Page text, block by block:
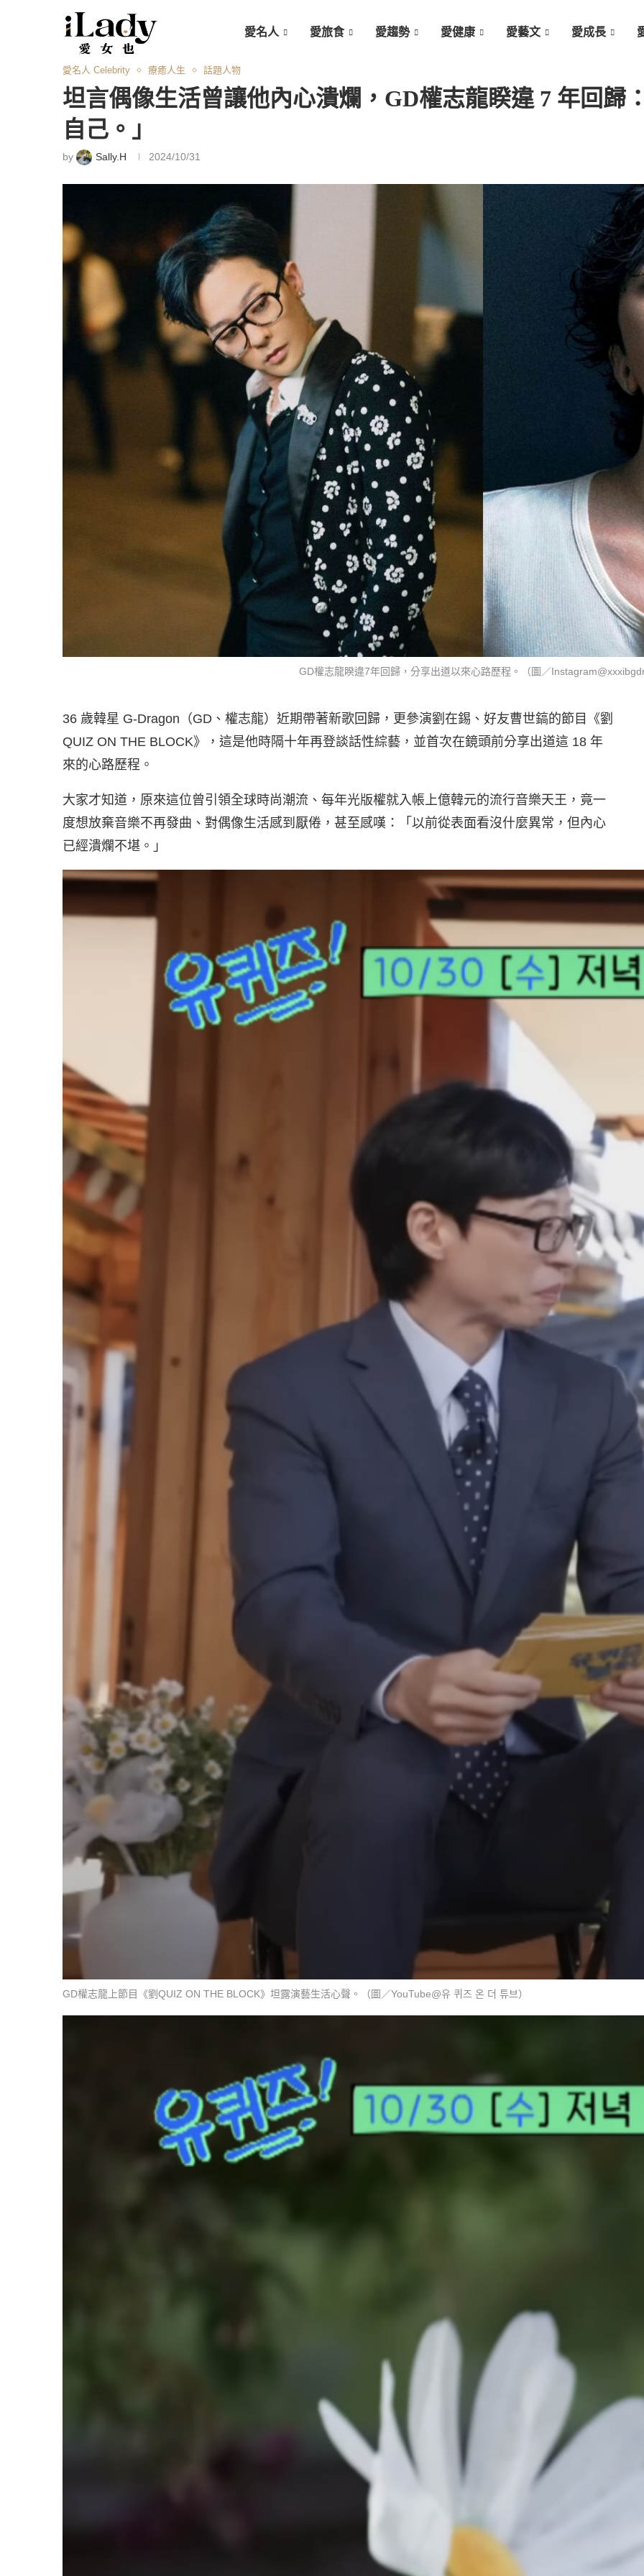
愛名人 愛旅食 愛趨勢 愛健康 愛藝文 愛成長
愛名人 Celebrity 療癒人生 話題人物
坦言偶像生活曾讓他內心潰爛，GD權志龍睽違 7 年回歸
自己。」
by Sally.H 2024/10/31
GD權志龍睽違7年回歸，分享出道以來心路歷程。（圖／
36 歲韓星 G-Dragon（GD、權志龍）近期帶著新歌回歸，更參演劉在錫、好友曹世鎬的節目《劉
QUIZ ON THE BLOCK》，這是他時隔十年再登談話性綜藝，並首次在鏡頭前分享出道這 18 年
來的心路歷程。
大家才知道，原來這位曾引領全球時尚潮流、每年光版權就入帳上億韓元的流行音樂天王，竟一
度想放棄音樂不再發曲、對偶像生活感到厭倦，甚至感嘆：「以前從表面看沒什麼異常，但內心
已經潰爛不堪。」
GD權志龍上節目《劉QUIZ ON THE BLOCK》坦露演藝生活心聲。（圖／YouTube@유 퀴즈 온 더 튜브）